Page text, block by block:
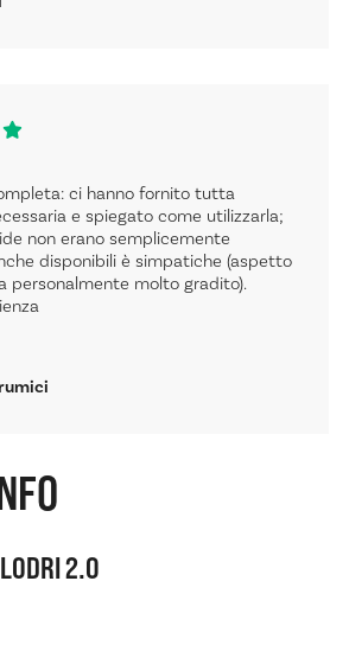
ci hanno fornito tutta
e spiegato come utilizzarla;
non erano semplicemente
disponibili è simpatiche (aspetto
personalmente molto gradito).
2.0